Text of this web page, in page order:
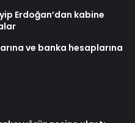
Erdoğan’dan kabine
ve banka hesaplarına